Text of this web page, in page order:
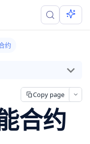
约
Copy page
合约